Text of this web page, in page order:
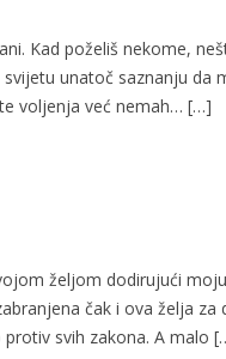
Kad poželiš nekome,
unatoč saznanju da
voljenja već nemah… […]
željom dodirujući
čak i ova želja
svih zakona. A malo